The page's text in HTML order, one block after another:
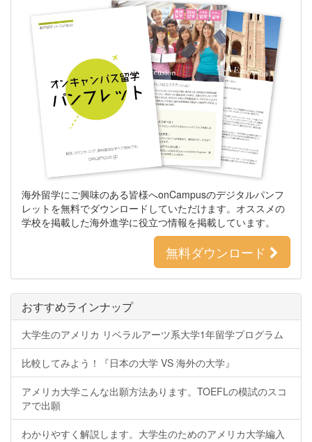
海外留学にご興味のある皆様へonCampusのデジタルパンフ
レットを無料でダウンロードしていただけます。オススメの
学校を掲載した海外進学に役立つ情報を掲載しています。
無料ダウンロード
おすすめラインナップ
大学生のアメリカ リベラルアーツ系大学1年留学プログラム
比較してみよう！『日本の大学 VS 海外の大学』
アメリカ大学こんな出願方法あります。TOEFLの模試のスコ
アで出願
わかりやすく解説します。大学生のためのアメリカ大学編入